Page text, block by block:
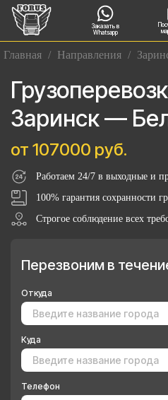
Заказать в
Whatsapp
Главная / Направления /
Заринск —
от 107000 руб.
Работаем 24/7 в выходные и
100% гарантия сохранности
Строгое соблюдение всех
Перезвоним в
Откуда
Куда
Телефон